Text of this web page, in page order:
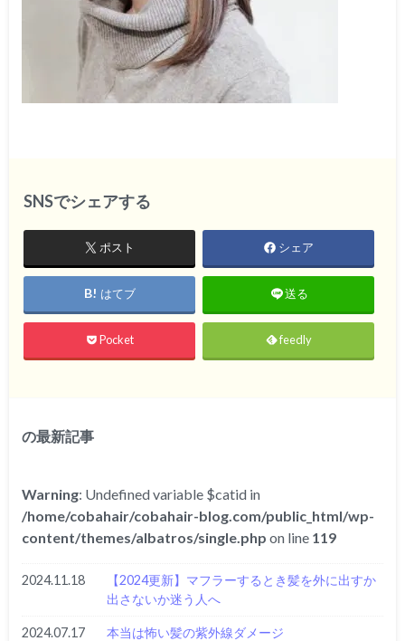
SNSでシェアする
ポスト シェア
はてブ 送る
Pocket feedly
の最新記事
Warning: Undefined variable $catid in
/home/cobahair/cobahair-blog.com/public_html/wp-
content/themes/albatros/single.php on line 119
2024.11.18
【2024更新】マフラーするとき髪を外に出すか
出さないか迷う人へ
2024.07.17 本当は怖い髪の紫外線ダメージ